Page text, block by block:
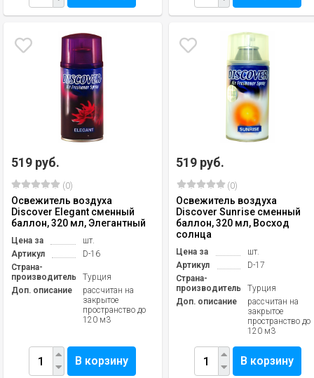
519 руб.
(0)
Освежитель воздуха
Discover Elegant сменный
баллон, 320 мл, Элегантный
Цена за
шт.
Артикул
D-16
Страна-
производитель
Турция
Доп. описание
рассчитан на
закрытое
пространство до
120 м3
В корзину
519 руб.
(0)
Освежитель воздуха
Discover Sunrise сменный
баллон, 320 мл, Восход
солнца
Цена за
шт.
Артикул
D-17
Страна-
производитель
Турция
Доп. описание
рассчитан на
закрытое
пространство до
120 м3
В корзину